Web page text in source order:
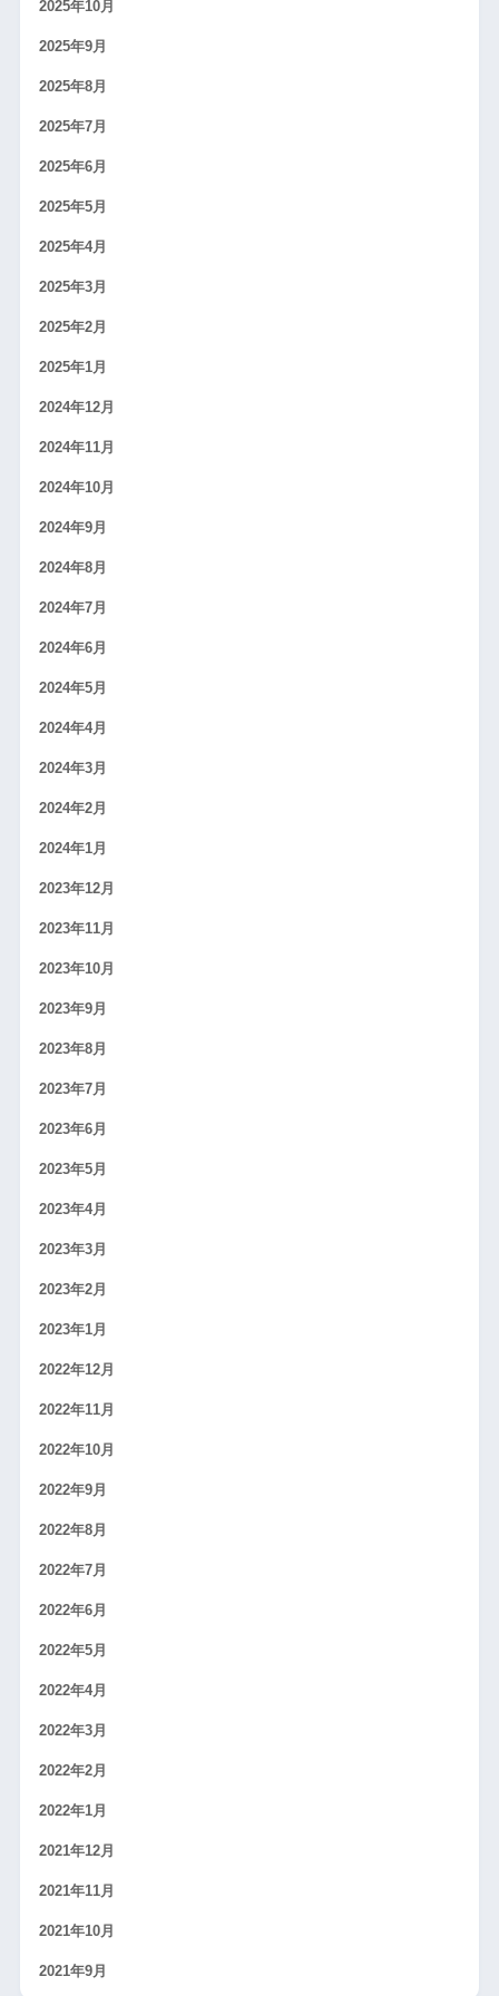
2025年10月
2025年9月
2025年8月
2025年7月
2025年6月
2025年5月
2025年4月
2025年3月
2025年2月
2025年1月
2024年12月
2024年11月
2024年10月
2024年9月
2024年8月
2024年7月
2024年6月
2024年5月
2024年4月
2024年3月
2024年2月
2024年1月
2023年12月
2023年11月
2023年10月
2023年9月
2023年8月
2023年7月
2023年6月
2023年5月
2023年4月
2023年3月
2023年2月
2023年1月
2022年12月
2022年11月
2022年10月
2022年9月
2022年8月
2022年7月
2022年6月
2022年5月
2022年4月
2022年3月
2022年2月
2022年1月
2021年12月
2021年11月
2021年10月
2021年9月